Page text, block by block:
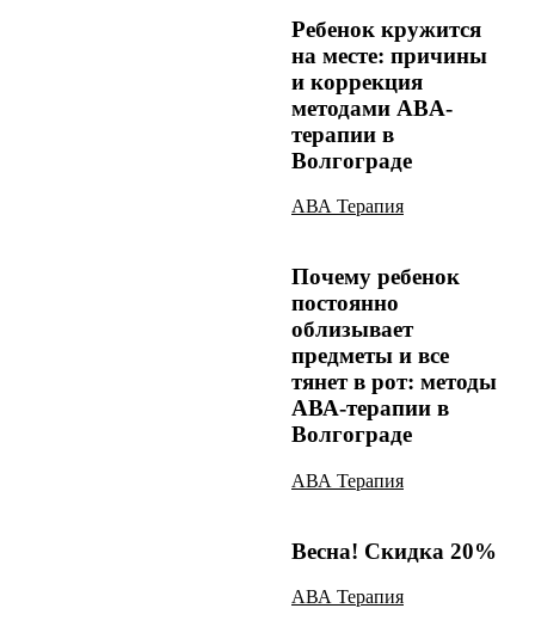
Ребенок кружится
на месте: причины
и коррекция
методами ABA-
терапии в
Волгограде
АВА Терапия
Почему ребенок
постоянно
облизывает
предметы и все
тянет в рот: методы
АВА-терапии в
Волгограде
АВА Терапия
Весна! Скидка 20%
АВА Терапия